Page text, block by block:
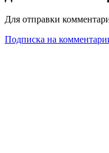
Для отправки
Подписка на